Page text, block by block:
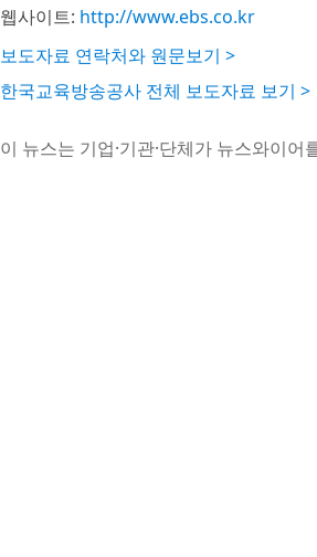
웹사이트: http://www.ebs.co.kr
보도자료 연락처와 원문보기 >
한국교육방송공사 전체 보도자료 보기 >
이 뉴스는 기업·기관·단체가 뉴스와이